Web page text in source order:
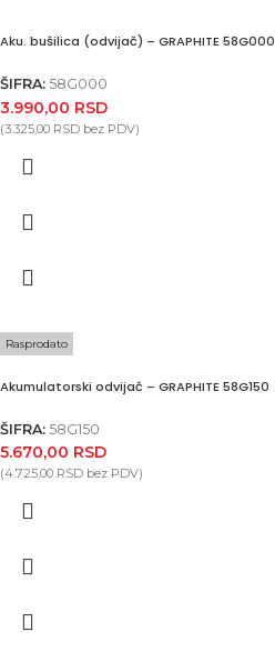
Aku. bušilica (odvijač) – GRAPHITE 58G000
ŠIFRA: 58G000
3.990,00 RSD
(3.325,00 RSD bez PDV)
Rasprodato
Akumulatorski odvijač – GRAPHITE 58G150
ŠIFRA: 58G150
5.670,00 RSD
(4.725,00 RSD bez PDV)